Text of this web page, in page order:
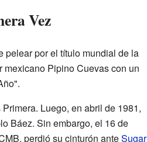
Vez
pelear por el título mundial de la
mexicano Pipino Cuevas con un
Luego, en abril de 1981,
Báez. Sin embargo, el 16 de
perdió su cinturón anteSugar